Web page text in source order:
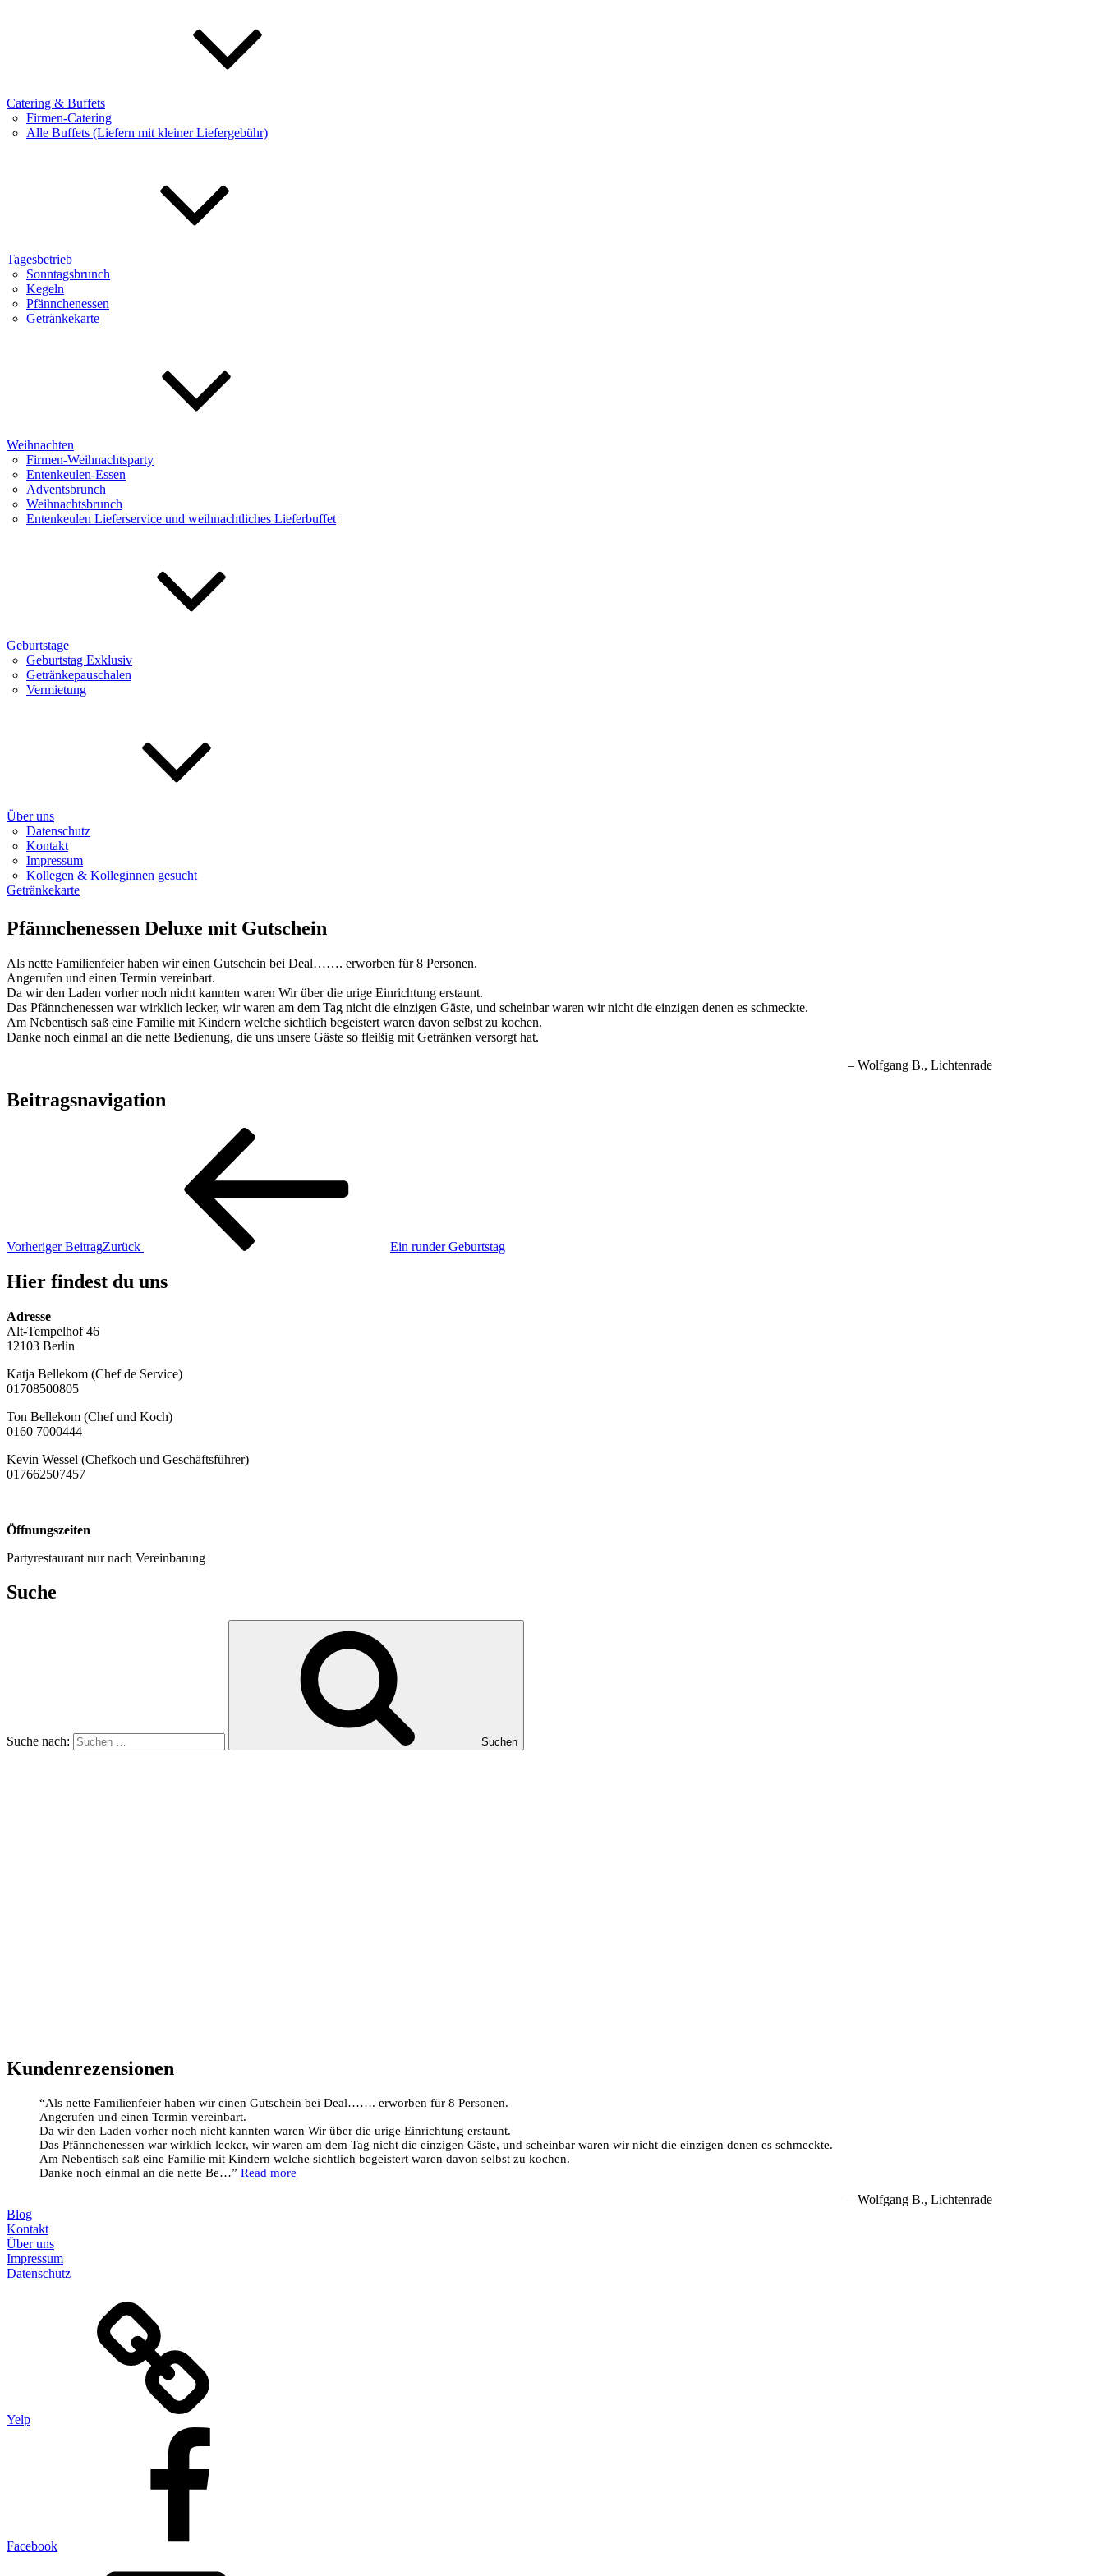
Catering & Buffets
Firmen-Catering
Alle Buffets (Liefern mit kleiner Liefergebühr)
Tagesbetrieb
Sonntagsbrunch
Kegeln
Pfännchenessen
Getränkekarte
Weihnachten
Firmen-Weihnachtsparty
Entenkeulen-Essen
Adventsbrunch
Weihnachtsbrunch
Entenkeulen Lieferservice und weihnachtliches Lieferbuffet
Geburtstage
Geburtstag Exklusiv
Getränkepauschalen
Vermietung
Über uns
Datenschutz
Kontakt
Impressum
Kollegen & Kolleginnen gesucht
Getränkekarte
Pfännchenessen Deluxe mit Gutschein
Als nette Familienfeier haben wir einen Gutschein bei Deal……. erworben für 8 Personen.
Angerufen und einen Termin vereinbart.
Da wir den Laden vorher noch nicht kannten waren Wir über die urige Einrichtung erstaunt.
Das Pfännchenessen war wirklich lecker, wir waren am dem Tag nicht die einzigen Gäste, und scheinbar waren wir nicht die einzigen denen es schmeckte.
Am Nebentisch saß eine Familie mit Kindern welche sichtlich begeistert waren davon selbst zu kochen.
Danke noch einmal an die nette Bedienung, die uns unsere Gäste so fleißig mit Getränken versorgt hat.
Wolfgang B. Lichtenrade
Beitragsnavigation
Vorheriger BeitragZurück Ein runder Geburtstag
Hier findest du uns
Adresse
Alt-Tempelhof 46
12103 Berlin
Katja Bellekom (Chef de Service)
01708500805
Ton Bellekom (Chef und Koch)
0160 7000444
Kevin Wessel (Chefkoch und Geschäftsführer)
017662507457
Öffnungszeiten
Partyrestaurant nur nach Vereinbarung
Suche
Suche nach: Suchen
Kundenrezensionen
Als nette Familienfeier haben wir einen Gutschein bei Deal……. erworben für 8 Personen.
Angerufen und einen Termin vereinbart.
Da wir den Laden vorher noch nicht kannten waren Wir über die urige Einrichtung erstaunt.
Das Pfännchenessen war wirklich lecker, wir waren am dem Tag nicht die einzigen Gäste, und scheinbar waren wir nicht die einzigen denen es schmeckte.
Am Nebentisch saß eine Familie mit Kindern welche sichtlich begeistert waren davon selbst zu kochen.
Danke noch einmal an die nette Be…
Read more
Wolfgang B. Lichtenrade
Blog
Kontakt
Über uns
Impressum
Datenschutz
Yelp
Facebook